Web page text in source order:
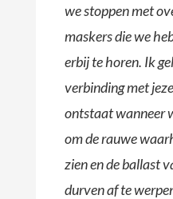
we stoppen met
maskers die we
erbij te horen. Ik
verbinding met
ontstaat wanneer
om de rauwe
zien en de ballast
durven af te